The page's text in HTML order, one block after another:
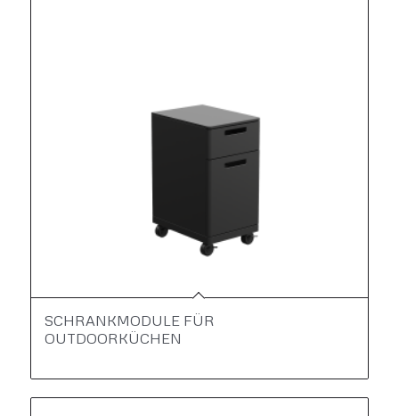
SCHRANKMODULE FÜR
OUTDOORKÜCHEN